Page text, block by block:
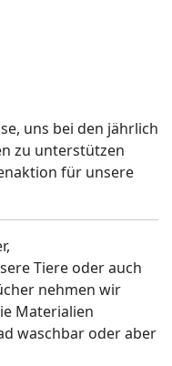
uns bei den jährlich
zu unterstützen
für unsere
Tiere oder auch
nehmen wir
Materialien
waschbar oder aber